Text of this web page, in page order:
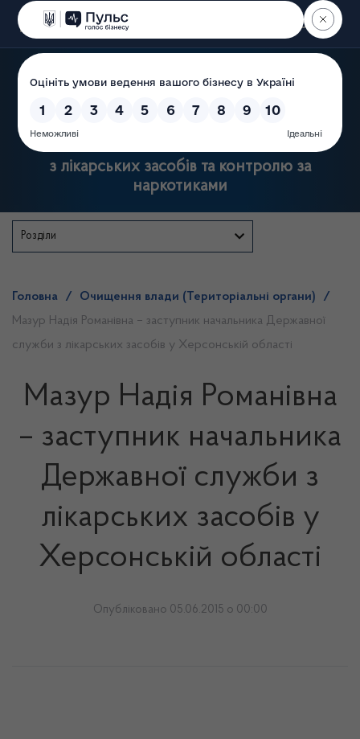
Пошук
Державна служба України
з лікарських засобів та контролю за
наркотиками
Розділи
Головна / Очищення влади (Територіальні органи)
/
Мазур Надія Романівна – заступник начальника Державної
служби з лікарських засобів у Херсонській області
Мазур Надія Романівна
– заступник начальника
Державної служби з
лікарських засобів у
Херсонській області
Опубліковано 05.06.2015 о 00:00